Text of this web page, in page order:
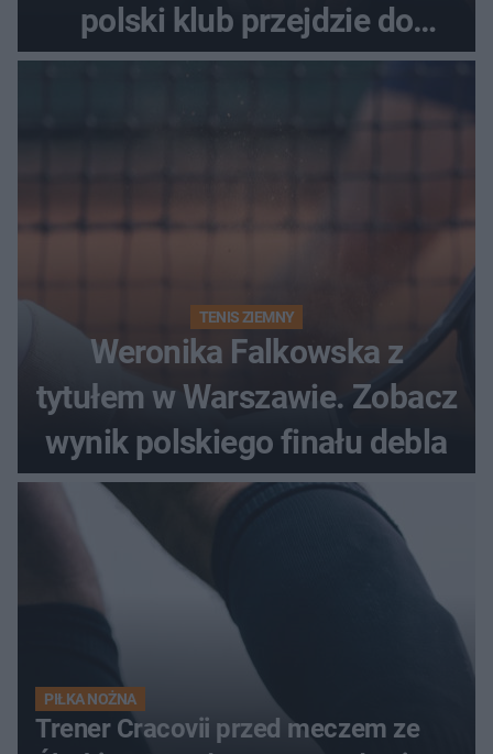
polski klub przejdzie do
historii
TENIS ZIEMNY
Weronika Falkowska z
tytułem w Warszawie. Zobacz
wynik polskiego finału debla
PIŁKA NOŻNA
Trener Cracovii przed meczem ze